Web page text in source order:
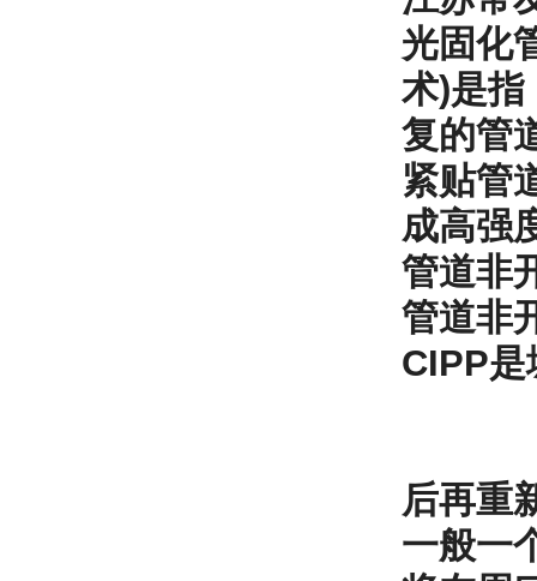
光固化
术)是指
复的管
紧贴管
成高强
管道非
管道非
CIPP是
后再重
一般一